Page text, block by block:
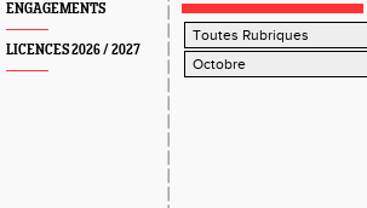
ENGAGEMENTS
LICENCES 2026 / 2027